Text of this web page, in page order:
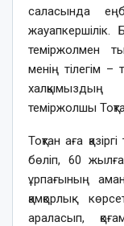
саласында
теміржолмен
менің тілегім –
теміржолшы
Тоқтан аға
бөліп, 60
ұрпағының
қамқорлық
араласып,